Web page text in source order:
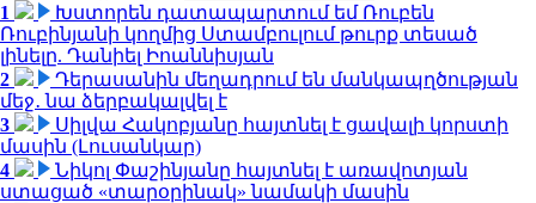
1
Խստորեն դատապարտում եմ Ռուբեն
Ռուբինյանի կողմից Ստամբուլում թուրք տեսած
լինելը. Դանիել Իոաննիսյան
2
Դերասանին մեղադրում են մանկապղծության
մեջ․ նա ձերբակալվել է
3
Սիլվա Հակոբյանը հայտնել է ցավալի կորստի
մասին (Լուսանկար)
4
Նիկոլ Փաշինյանը հայտնել է առավոտյան
ստացած «տարօրինակ» նամակի մասին